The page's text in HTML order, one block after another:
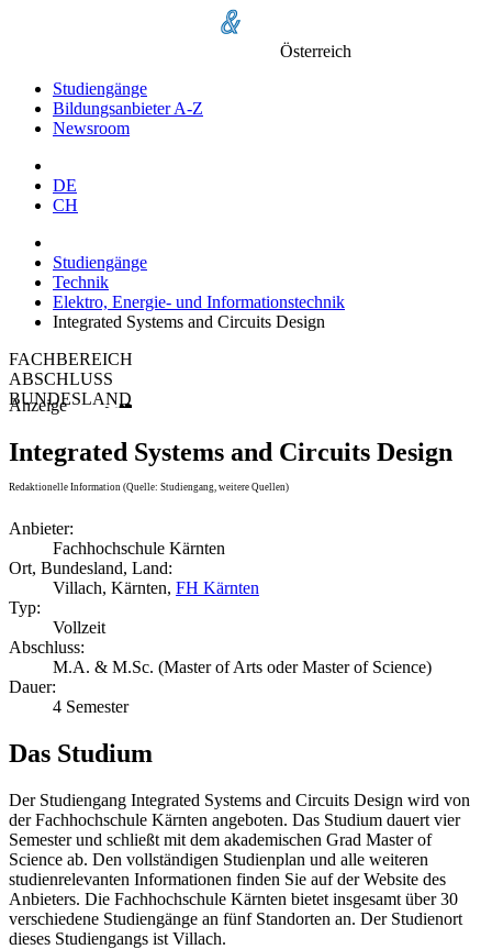
Österreich
Studiengänge
Bildungsanbieter A-Z
Newsroom
DE
CH
Studiengänge
Technik
Elektro, Energie- und Informationstechnik
Integrated Systems and Circuits Design
FACHBEREICH
ABSCHLUSS
BUNDESLAND
Anzeige
Integrated Systems and Circuits Design
Redaktionelle Information (Quelle: Studiengang, weitere Quellen)
Anbieter:
Fachhochschule Kärnten
Ort, Bundesland, Land:
Villach, Kärnten, FH Kärnten
Typ:
Vollzeit
Abschluss:
M.A. & M.Sc. (Master of Arts oder Master of Science)
Dauer:
4 Semester
Das Studium
Der Studiengang Integrated Systems and Circuits Design wird von
der Fachhochschule Kärnten angeboten. Das Studium dauert vier
Semester und schließt mit dem akademischen Grad Master of
Science ab. Den vollständigen Studienplan und alle weiteren
studienrelevanten Informationen finden Sie auf der Website des
Anbieters. Die Fachhochschule Kärnten bietet insgesamt über 30
verschiedene Studiengänge an fünf Standorten an. Der Studienort
dieses Studiengangs ist Villach.